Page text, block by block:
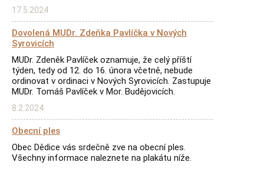
17.5.2024
Dovolená MUDr. Zdeňka Pavlíčka v Nových
Syrovicích
MUDr. Zdeněk Pavlíček oznamuje, že celý příští
týden, tedy od 12. do 16. února včetně, nebude
ordinovat v ordinaci v Nových Syrovicích. Zastupuje
MUDr. Tomáš Pavlíček v Mor. Budějovicích.
8.2.2024
Obecní ples
Obec Dědice vás srdečně zve na obecní ples.
Všechny informace naleznete na plakátu níže.